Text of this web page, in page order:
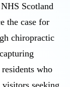
Scotland
the case for
chiropractic
who
seeking